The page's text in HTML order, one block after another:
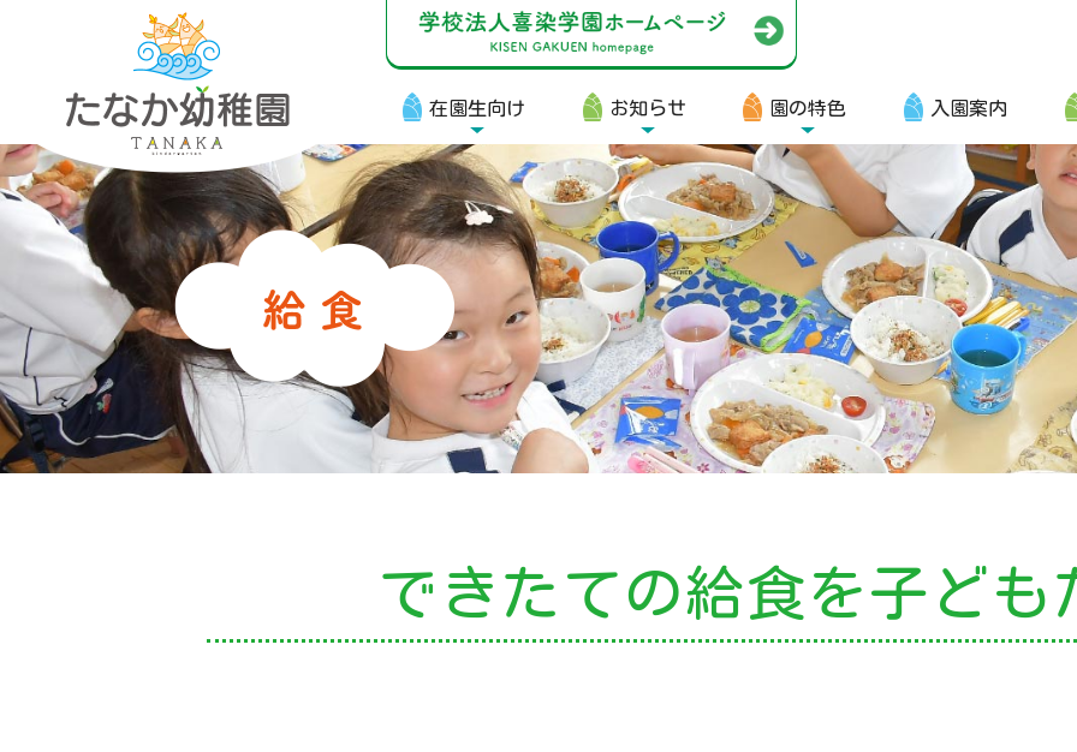
在園生向け お知らせ 園の特色 入園案内
在園生向け
・資料ダウンロード
・園からのお便り
・動画
・写真館（販売）
お知らせ
・ニュース
園の特色
・園の特色
できたての給食を子ども